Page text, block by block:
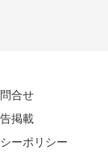
合せ
掲載
ーポリシー